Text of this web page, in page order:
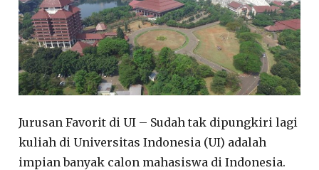
Jurusan Favorit di UI – Sudah tak dipungkiri lagi
kuliah di Universitas Indonesia (UI) adalah
impian banyak calon mahasiswa di Indonesia.